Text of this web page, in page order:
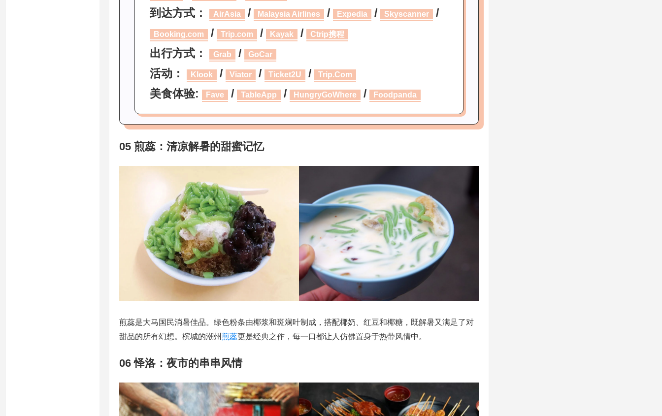
到达方式： AirAsia / Malaysia Airlines / Expedia / Skyscanner /
Booking.com / Trip.com / Kayak / Ctrip携程
出行方式： Grab / GoCar
活动： Klook / Viator / Ticket2U / Trip.Com
美食体验: Fave / TableApp / HungryGoWhere / Foodpanda
05 煎蕊：清凉解暑的甜蜜记忆
煎蕊是大马国民消暑佳品。绿色粉条由椰浆和斑斓叶制成，搭配椰奶、红豆和椰糖，既解暑又满足了对
甜品的所有幻想。槟城的潮州煎蕊更是经典之作，每一口都让人仿佛置身于热带风情中。
06 怿洛：夜市的串串风情